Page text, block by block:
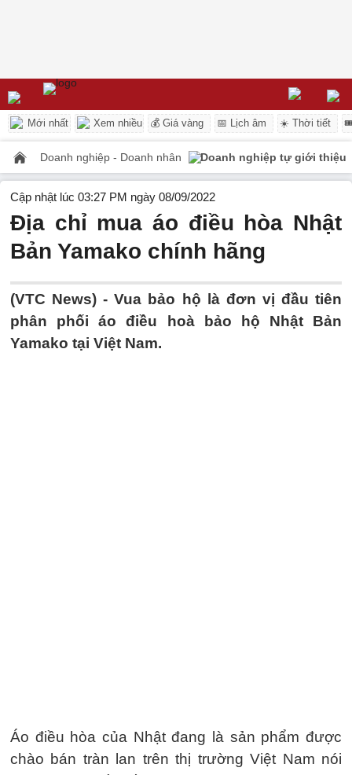
Mới nhất Xem nhiều 💰 Giá vàng 📅 Lịch âm ☀️ Thời tiết
Doanh nghiệp - Doanh nhân Doanh nghiệp tự giới thiệu
Cập nhật lúc 03:27 PM ngày 08/09/2022
Địa chỉ mua áo điều hòa Nhật
Bản Yamako chính hãng
(VTC News) -Vua bảo hộ là đơn vị đầu tiên
phân phối áo điều hoà bảo hộ Nhật Bản
Yamako tại Việt Nam.
Áo điều hòa của Nhật đang là sản phẩm được
chào bán tràn lan trên thị trường Việt Nam nói